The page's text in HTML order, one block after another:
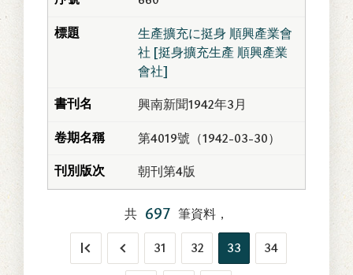
生產擴充に挺身 順興產業會
社 [挺身擴充生產 順興產業
會社]
興南新聞1942年3月
第4019號（1942-03-30）
朝刊第4版
共 697 筆資料，
31
32 33 34